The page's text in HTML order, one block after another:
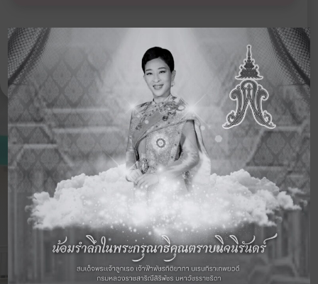
‹ ฉบับ
ก่อนหน้า
ดูจดหมายข่าวอื่นๆ
ในปี 2565
ฉบับ
ถัดไป
›
ดูจดหมายข่าวฉบับอื่นๆ